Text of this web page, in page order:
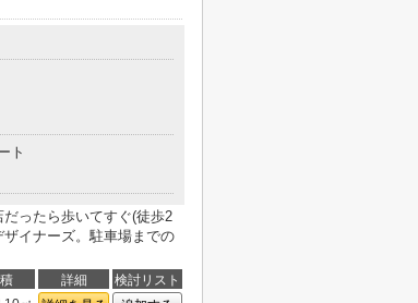
ト
だったら歩いてすぐ(徒歩2
イナーズ。駐車場までの
詳細
検討リスト